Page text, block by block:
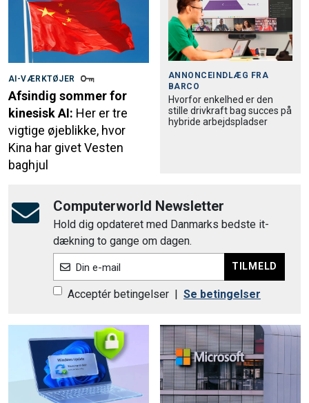
AI-VÆRKTØJER
Afsindig sommer for
kinesisk AI: Her er tre
vigtige øjeblikke, hvor
Kina har givet Vesten
baghjul
ANNONCEINDLÆG FRA
BARCO
Hvorfor enkelhed er den
stille drivkraft bag succes på
hybride arbejdspladser
Computerworld Newsletter
Hold dig opdateret med Danmarks bedste it-
dækning to gange om dagen.
Din e-mail TILMELD
Acceptér betingelser | Se betingelser